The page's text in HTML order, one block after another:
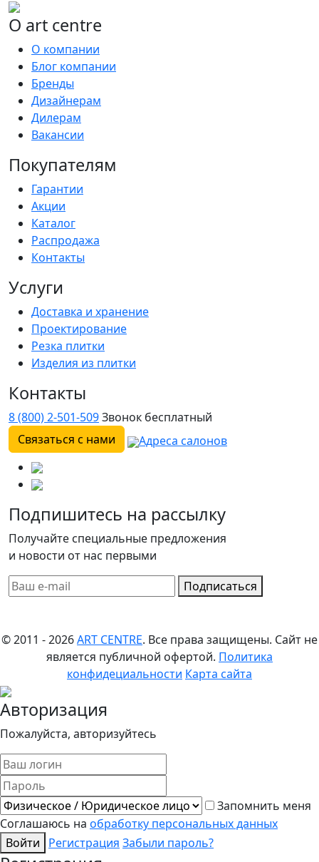
О art centre
О компании
Блог компании
Бренды
Дизайнерам
Дилерам
Вакансии
Покупателям
Гарантии
Акции
Каталог
Распродажа
Контакты
Услуги
Доставка и хранение
Проектирование
Резка плитки
Изделия из плитки
Контакты
8 (800) 2-501-509Звонок бесплатный
Связаться с нами
Адреса салонов
Подпишитесь на рассылку
Получайте специальные предложения
и новости от нас первыми
Подписаться
© 2011 - 2026ART CENTRE. Все права защищены. Сайт не
является публичной офертой. Политика
конфидециальности Карта сайта
Авторизация
Пожалуйста, авторизуйтесь
Запомнить меня
Соглашаюсь на обработку персональных данных
Войти
Регистрация Забыли пароль?